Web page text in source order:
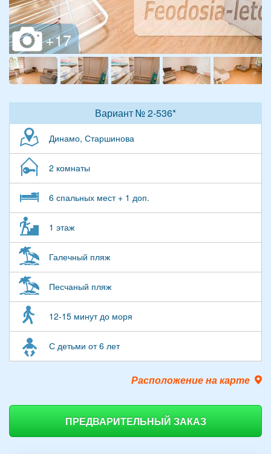
Вариант № 2-536*
Динамо, Старшинова
2 комнаты
6 спальных мест + 1 доп.
1 этаж
Галечный пляж
Песчаный пляж
12-15 минут до моря
С детьми от 6 лет
Расположение на карте
ПРЕДВАРИТЕЛЬНЫЙ ЗАКАЗ